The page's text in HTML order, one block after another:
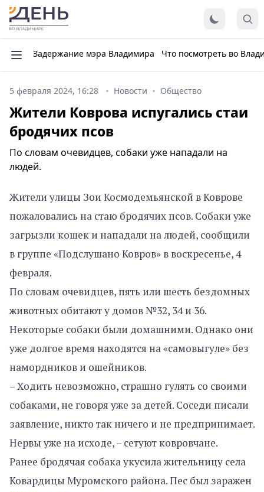
Задержание мэра Владимира Что посмотреть во
5 февраля 2024, 16:28 Новости Общество
Жители Коврова испугались стаи
бродячих псов
По словам очевидцев, собаки уже нападали на
людей.
Жители улицы Зои Космодемьянской в Коврове
пожаловались на стаю бродячих псов. Собаки уже
загрызли кошек и нападали на людей, сообщили
в группе «Подслушано Ковров» в воскресенье, 4
февраля.
По словам очевидцев, пять или шесть бездомных
животных обитают у домов №32, 34 и 36.
Некоторые собаки были домашними. Однако они
уже долгое время находятся на «самовыгуле» без
намордников и ошейников.
– Ходить невозможно, страшно гулять со своими
собаками, не говоря уже за детей. Соседи писали
заявление, никто так ничего и не предпринимает.
Нервы уже на исходе, – сетуют ковровчане.
Ранее бродячая собака укусила жительницу села
Ковардицы Муромского района. Пес был заражен